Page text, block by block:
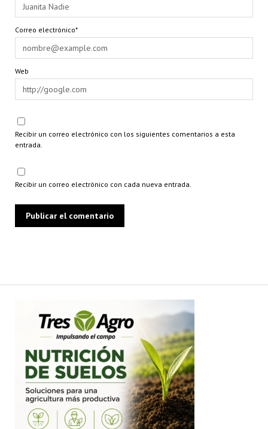
Correo electrónico*
Web
Recibir un correo electrónico con los siguientes comentarios a esta
entrada.
Recibir un correo electrónico con cada nueva entrada.